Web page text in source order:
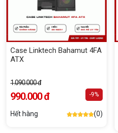
Case Linktech Bahamut 4FA
ATX
1.090.000 đ
990.000 đ -9%
Hết hàng (0)